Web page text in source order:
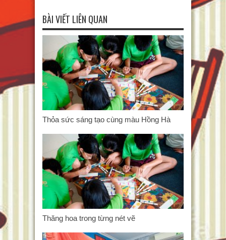
BÀI VIẾT LIÊN QUAN
Thỏa sức sáng tạo cùng màu Hồng Hà
Thăng hoa trong từng nét vẽ